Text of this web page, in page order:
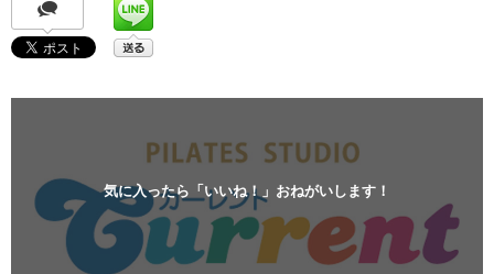
気に入ったら「いいね！」おねがいします！